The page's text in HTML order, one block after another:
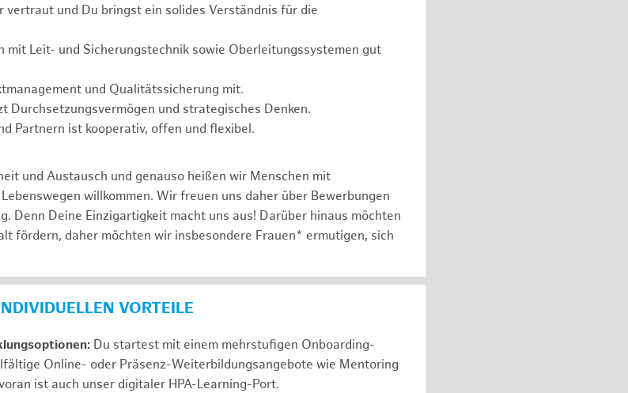
vertraut und Du bringst ein solides Verständnis für die
mit Leit- und Sicherungstechnik sowie Oberleitungssystemen gut
und Qualitätssicherung mit.
Durchsetzungsvermögen und strategisches Denken.
Partnern ist kooperativ, offen und flexibel.
und Austausch und genauso heißen wir Menschen mit
willkommen. Wir freuen uns daher über Bewerbungen
Denn Deine Einzigartigkeit macht uns aus! Darüber hinaus möchten
fördern, daher möchten wir insbesondere Frauen* ermutigen, sich
VORTEILE
Du startest mit einem mehrstufigen Onboarding-
Online- oder Präsenz-Weiterbildungsangebote wie Mentoring
ist auch unser digitaler HPA-Learning-Port.